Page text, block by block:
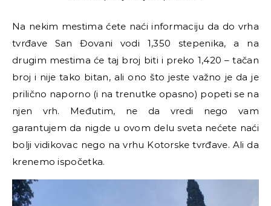
Na nekim mestima ćete naći informaciju da do vrha
tvrđave San Đovani vodi 1,350 stepenika, a na
drugim mestima će taj broj biti i preko 1,420 – tačan
broj i nije tako bitan, ali ono što jeste važno je da je
prilično naporno (i na trenutke opasno) popeti se na
njen vrh. Međutim, ne da vredi nego vam
garantujem da nigde u ovom delu sveta nećete naći
bolji vidikovac nego na vrhu Kotorske tvrđave. Ali da
krenemo ispočetka.